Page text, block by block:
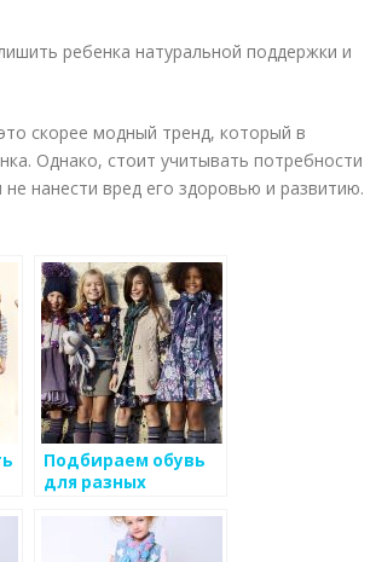
ребенка натуральной поддержки и
скорее модный тренд, который в
Однако, стоит учитывать потребности
нанести вред его здоровью и развитию.
Подбираем обувь
для разных
малышей до
подростков